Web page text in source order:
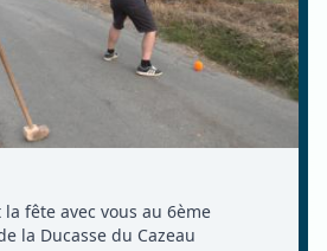
fête avec vous au 6ème
la Ducasse du Cazeau